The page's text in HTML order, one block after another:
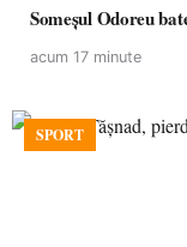
Someșul Odoreu
acum 17 minute
SPORT